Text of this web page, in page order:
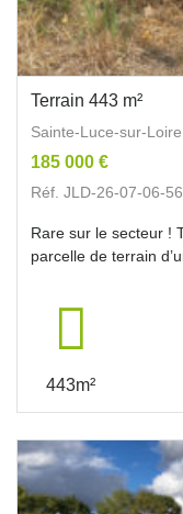
Terrain 443 m²
Sainte-Luce-sur-
185 000 €
Réf. JLD-26-07-06-56
Rare sur le secteur !
parcelle de terrain
443m²